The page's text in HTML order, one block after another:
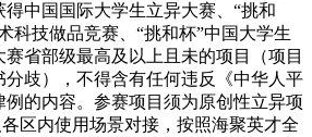
中国国际大学生立异大赛、“挑和
科技做品竞赛、“挑和杯”中国大学生
省部级最高及以上且未的项目（项目
分歧），不得含有任何违反《中华人平
的内容。参赛项目须为原创性立异项
区内使用场景对接，按照海聚英才全